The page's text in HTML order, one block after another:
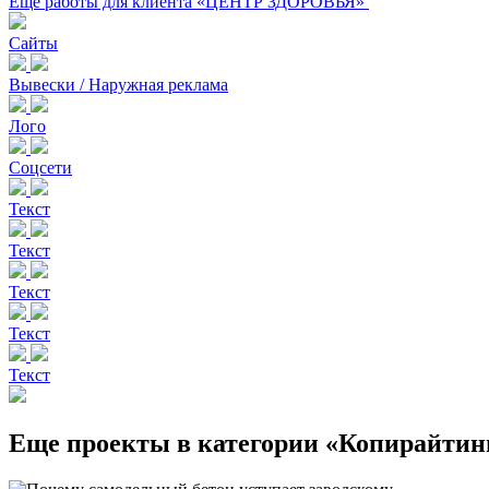
Сайты
Вывески / Наружная реклама
Лого
Соцсети
Текст
Текст
Текст
Текст
Текст
Еще проекты в категории